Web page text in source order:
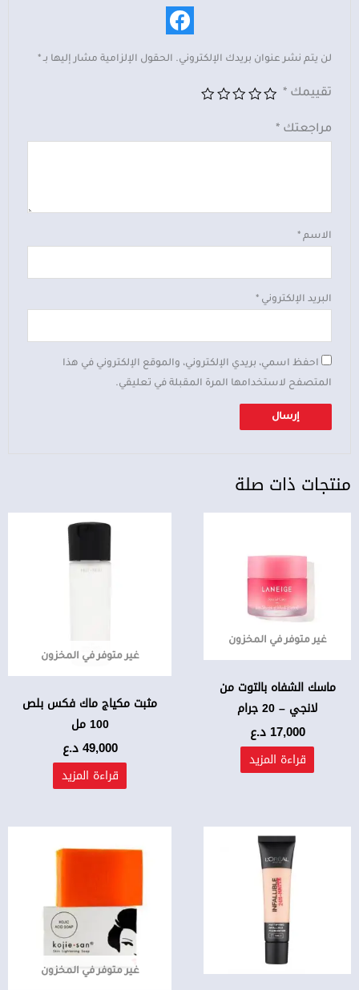
لن يتم نشر عنوان بريدك الإلكتروني. الحقول الإلزامية مشار إليها بـ*
تقييمك *
مراجعتك *
الاسم*
البريد الإلكتروني *
احفظ اسمي، بريدي الإلكتروني، والموقع الإلكتروني في هذا
المتصفح لاستخدامها المرة المقبلة في تعليقي.
منتجات ذات صلة
غير متوفر في المخزون
ماسك الشفاه بالتوت من
لانجي – 20 جرام
17,000 د.ع
قراءة المزيد
غير متوفر في المخزون
مثبت مكياج ماك فكس بلص
100 مل
49,000د.ع
قراءة المزيد
يمكن
غير متوفر في المخزون